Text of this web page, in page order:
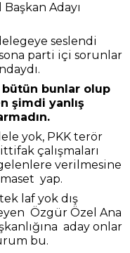
Adayı
seslendi
parti içi sorunlar
bütün bunlar olup
şimdi yanlış
yok, PKK terör
çalışmaları
verilmesine
yap.
laf yok dış
Özgür Özel Ana
aday onlar
bu.